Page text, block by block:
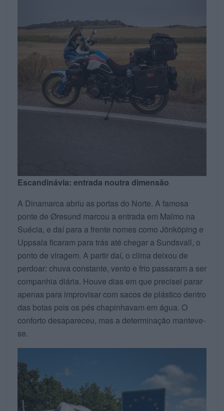
Escandinávia: entrada noutra dimensão
A Dinamarca abriu as portas do Norte. A famosa
ponte de Øresund marcou a entrada em Malmo na
Suécia, e daí para a frente nomes como Jönköping e
Uppsala ficaram para trás até chegar a Sundsvall, o
ponto de viragem. A partir daí, o clima deixou de
perdoar: chuva constante, vento e frio passaram a ser
companhia diária. Houve dias em que precisei parar
apenas para improvisar com sacos de plástico dentro
das botas pois os pés chapinhavam em água. O
conforto desapareceu, mas a determinação manteve-
se.